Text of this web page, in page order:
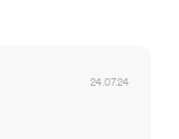
24.07.24